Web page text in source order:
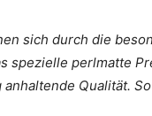
sich durch die
spezielle perlmatte
Qualität.